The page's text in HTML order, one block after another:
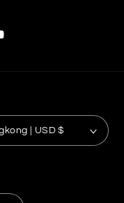
Sonderverwaltungsregion Hongkong | USD $